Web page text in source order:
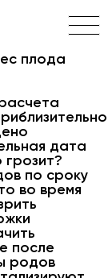
плода
дата
по сроку
во время
после
родов